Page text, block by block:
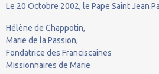
Le 20 Octobre 2002, le Pape Saint Jean
Hélène de Chappotin,
Marie de la Passion,
Fondatrice des Franciscaines
Missionnaires de Marie